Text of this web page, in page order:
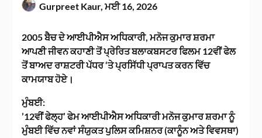
Gurpreet Kaur,ਮਈ 16, 2026
2005 ਬੈਚ ਦੇ ਆਈਪੀਐਸ ਅਧਿਕਾਰੀ, ਮਨੋਜ ਕੁਮਾਰ ਸ਼ਰਮਾ
ਆਪਣੀ ਜੀਵਨ ਕਹਾਣੀ ਤੋਂ ਪ੍ਰੇਰਿਤ ਬਲਾਕਬਸਟਰ ਫਿਲਮ 12ਵੀਂ ਫੇਲ
ਤੋਂ ਬਾਅਦ ਰਾਸ਼ਟਰੀ ਪੱਧਰ ‘ਤੇ ਪ੍ਰਸਿੱਧੀ ਪ੍ਰਾਪਤ ਕਰਨ ਵਿੱਚ
ਕਾਮਯਾਬ ਹੋਏ।
ਮੁੰਬਈ:
’12ਵੀਂ ਫੇਲ੍ਹ’ ਫੇਮ ਆਈਪੀਐਸ ਅਧਿਕਾਰੀ ਮਨੋਜ ਕੁਮਾਰ ਸ਼ਰਮਾ ਨੂੰ
ਮੁੰਬਈ ਵਿੱਚ ਨਵਾਂ ਸੰਯੁਕਤ ਪੁਲਿਸ ਕਮਿਸ਼ਨਰ (ਕਾਨੂੰਨ ਅਤੇ ਵਿਵਸਥਾ)